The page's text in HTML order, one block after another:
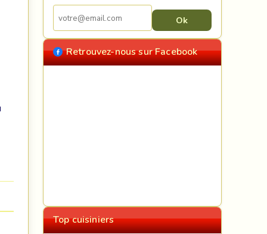
Retrouvez-nous sur Facebook
Top cuisiniers